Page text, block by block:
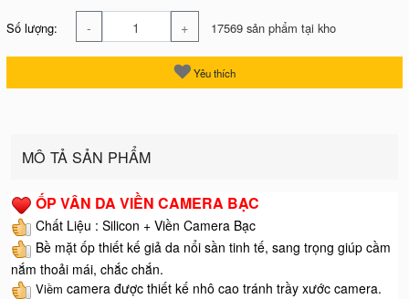
Số lượng: - + 17569 sản phẩm tại kho
Yêu thích
MÔ TẢ SẢN PHẨM
ỐP VÂN DA VIỀN CAMERA BẠC
Chất Liệu : Silicon + Viền Camera Bạc
Bề mặt ốp thiết kế giả da nổi sần tinh tế, sang trọng giúp cầm
nắm thoải mái, chắc chắn.
Viềm camera được thiết kế nhô cao tránh trầy xước camera.